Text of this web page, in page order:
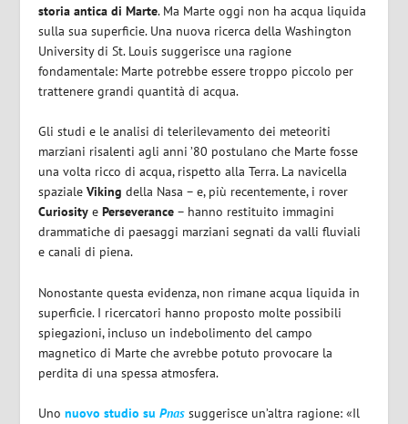
storia antica di Marte. Ma Marte oggi non ha acqua liquida
sulla sua superficie. Una nuova ricerca della Washington
University di St. Louis suggerisce una ragione
fondamentale: Marte potrebbe essere troppo piccolo per
trattenere grandi quantità di acqua.
Gli studi e le analisi di telerilevamento dei meteoriti
marziani risalenti agli anni ’80 postulano che Marte fosse
una volta ricco di acqua, rispetto alla Terra. La navicella
spazialeViking della Nasa – e, più recentemente, i rover
Curiosity e Perseverance – hanno restituito immagini
drammatiche di paesaggi marziani segnati da valli fluviali
e canali di piena.
Nonostante questa evidenza, non rimane acqua liquida in
superficie. I ricercatori hanno proposto molte possibili
spiegazioni, incluso un indebolimento del campo
magnetico di Marte che avrebbe potuto provocare la
perdita di una spessa atmosfera.
Unonuovo studio suPnas suggerisce un’altra ragione: «Il